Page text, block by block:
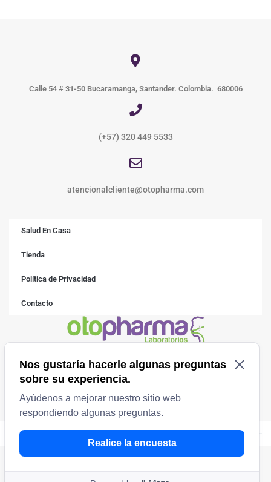
Calle 54 # 31-50 Bucaramanga, Santander. Colombia. 680006
(+57) 320 449 5533
atencionalcliente@otopharma.com
Salud En Casa
Tienda
Política de Privacidad
Contacto